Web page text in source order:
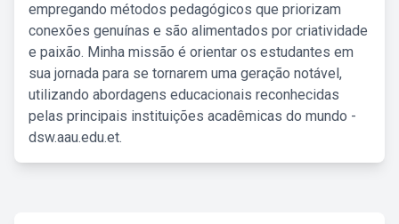
empregando métodos pedagógicos que priorizam
conexões genuínas e são alimentados por criatividade
e paixão. Minha missão é orientar os estudantes em
sua jornada para se tornarem uma geração notável,
utilizando abordagens educacionais reconhecidas
pelas principais instituições acadêmicas do mundo -
dsw.aau.edu.et.